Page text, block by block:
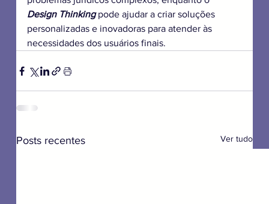
Design Thinking pode ajudar a criar soluções
personalizadas e inovadoras para atender às
necessidades dos usuários finais.
Posts recentes Ver tudo